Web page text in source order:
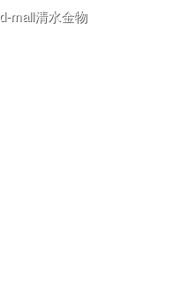
d-mall清水金物